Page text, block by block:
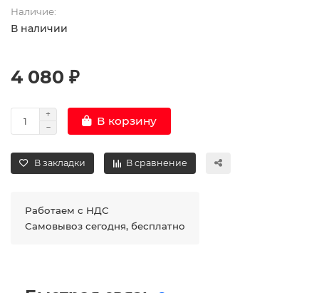
Наличие:
В наличии
4 080 ₽
В корзину
В закладки В сравнение
Работаем с НДС
Самовывоз сегодня, бесплатно